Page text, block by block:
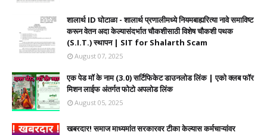
शालार्थ ID घोटाळा - शालार्थ प्रणालीमध्ये नियमबाह्यरित्या नावे समाविष्ट
करून वेतन अदा केल्यासंदर्भात चौकशीसाठी विशेष चौकशी पथक
(S.I.T.) स्थापन | SIT for Shalarth Scam
August 07, 2025
एक पेड मॉ के नाम (3.0) सर्टिफिकेट डाउनलोड लिंक | एको क्लब फॉर
मिशन लाईफ अंतर्गत फोटो अपलोड लिंक
August 05, 2025
खबरदार! समाज माध्यमांत सरकारवर टीका केल्यास कर्मचाऱ्यांवर